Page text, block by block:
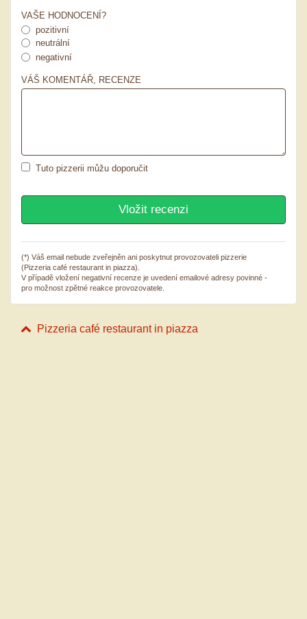
VAŠE HODNOCENÍ?
pozitivní
neutrální
negativní
VÁŠ KOMENTÁŘ, RECENZE
Tuto pizzerii můžu doporučit
(*) Váš email nebude zveřejněn ani poskytnut provozovateli pizzerie
(Pizzeria café restaurant in piazza).
V případě vložení negativní recenze je uvedení emailové adresy povinné -
pro možnost zpětné reakce provozovatele.
Pizzeria café restaurant in piazza